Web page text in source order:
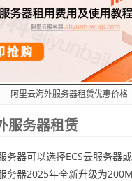
阿里云海外服务器租赁优惠价格
服务器租赁
务器可以选择ECS云服务器
务器2025年全新升级为